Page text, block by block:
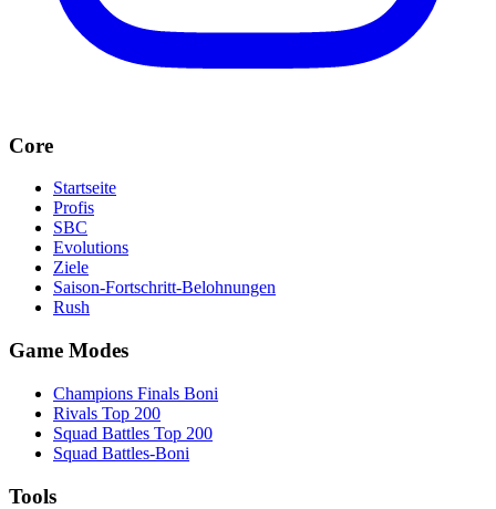
Core
Startseite
Profis
SBC
Evolutions
Ziele
Saison-Fortschritt-Belohnungen
Rush
Game Modes
Champions Finals Boni
Rivals Top 200
Squad Battles Top 200
Squad Battles-Boni
Tools